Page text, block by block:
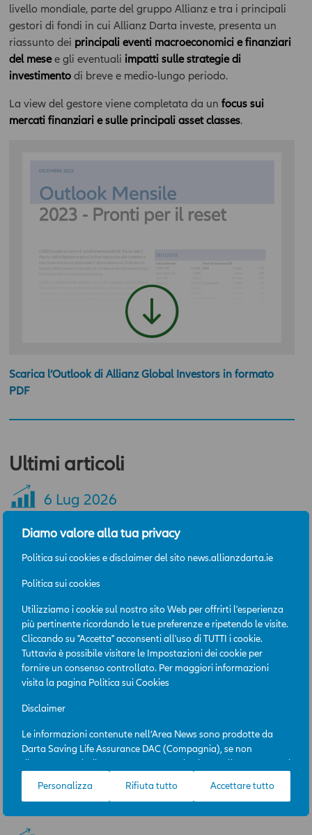
Diamo valore alla tua privacy
Politica sui cookies e disclaimer del sito news.allianzdarta.ie
Politica sui cookies
Utilizziamo i cookie sul nostro sito Web per offrirti l'esperienza
più pertinente ricordando le tue preferenze e ripetendo le visite.
Cliccando su "Accetta" acconsenti all'uso di TUTTI i cookie.
Tuttavia è possibile visitare le Impostazioni dei cookie per
fornire un consenso controllato. Per maggiori informazioni
visita la pagina Politica sui Cookies
Disclaimer
Le informazioni contenute nell’Area News sono prodotte da
Darta Saving Life Assurance DAC (Compagnia), se non
diversamente indicato. L’Area News è destinata all’uso per scopi
all’Area News e l’utilizzo delle informazioni in essa contenute
Personalizza Rifiuta tutto Accettare tutto
livello mondiale, parte del gruppo Allianz e tra i principali
gestori di fondi in cui Allianz Darta investe, presenta un
riassunto dei principali eventi macroeconomici e finanziari
del mesee gli eventuali impatti sulle strategie di
investimentodi breve e medio-lungo periodo.
La view del gestore viene completata da un focus sui
mercati finanziari e sulle principali asset classes.
Scarica l’Outlook di Allianz Global Investors in formato
PDF
Ultimi articoli
6 Lug 2026
30 giugno 2026 – Classifica dei fondi
Team di Darta Easy Selection
migliori talenti dei gestori mondiali…
Continua a leggere
4Giu 2026
29 maggio 2026 – Classifica dei fondi
La famiglia di Fondi Team di Darta Easy Selection: i
migliori talenti dei gestori mondiali…
Continua a leggere